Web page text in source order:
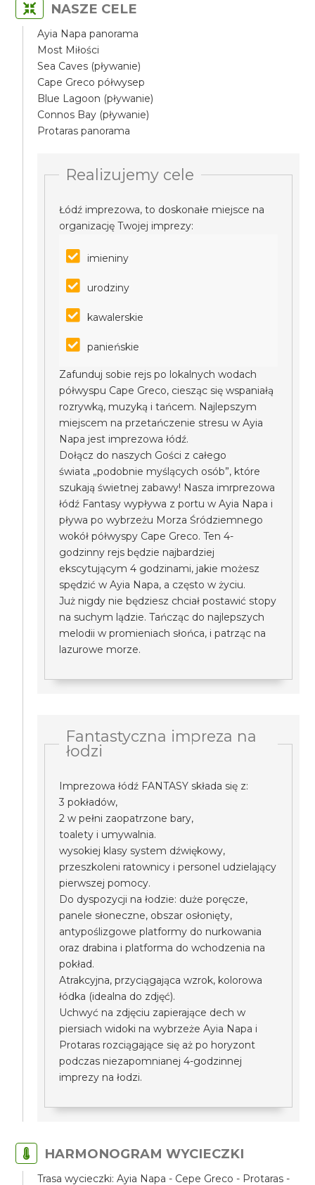
NASZE CELE
Ayia Napa panorama
Most Miłości
Sea Caves (pływanie)
Cape Greco półwysep
Blue Lagoon (pływanie)
Connos Bay (pływanie)
Protaras panorama
Realizujemy cele
Łódź imprezowa, to doskonałe miejsce na
organizację Twojej imprezy:
imieniny
urodziny
kawalerskie
panieńskie
Zafunduj sobie rejs po lokalnych wodach
półwyspu Cape Greco, ciesząc się wspaniałą
rozrywką, muzyką i tańcem. Najlepszym
miejscem na przetańczenie stresu w Ayia
Napa jest imprezowa łódź.
Dołącz do naszych Gości z całego
świata „podobnie myślących osób”, które
szukają świetnej zabawy! Nasza imrprezowa
łódź Fantasy wypływa z portu w Ayia Napa i
pływa po wybrzeżu Morza Śródziemnego
wokół półwyspy Cape Greco. Ten 4-
godzinny rejs będzie najbardziej
ekscytującym 4 godzinami, jakie możesz
spędzić w Ayia Napa, a często w życiu.
Już nigdy nie będziesz chciał postawić stopy
na suchym lądzie. Tańcząc do najlepszych
melodii w promieniach słońca, i patrząc na
lazurowe morze.
Fantastyczna impreza na
łodzi
Imprezowa łódź FANTASY składa się z:
3 pokładów,
2 w pełni zaopatrzone bary,
toalety i umywalnia.
wysokiej klasy system dźwiękowy,
przeszkoleni ratownicy i personel udzielający
pierwszej pomocy.
Do dyspozycji na łodzie: duże poręcze,
panele słoneczne, obszar osłonięty,
antypoślizgowe platformy do nurkowania
oraz drabina i platforma do wchodzenia na
pokład.
Atrakcyjna, przyciągająca wzrok, kolorowa
łódka (idealna do zdjęć).
Uchwyć na zdjęciu zapierające dech w
piersiach widoki na wybrzeże Ayia Napa i
Protaras rozciągające się aż po horyzont
podczas niezapomnianej 4-godzinnej
imprezy na łodzi.
HARMONOGRAM WYCIECZKI
Trasa wycieczki: Ayia Napa - Cepe Greco - Protaras -